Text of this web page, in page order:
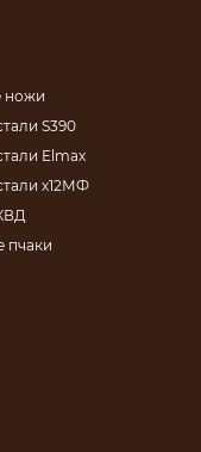
ножи
S390
Elmax
х12МФ
пчаки